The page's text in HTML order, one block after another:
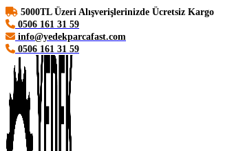
5000TL Üzeri Alışverişlerinizde Ücretsiz Kargo
0506 161 31 59
info@yedekparcafast.com
0506 161 31 59